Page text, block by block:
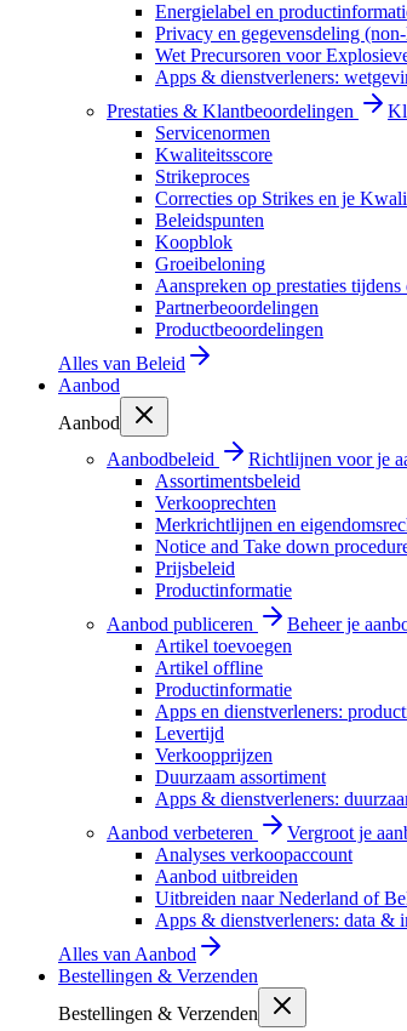
Energielabel en
Privacy en gegevensdeling
Wet Precursoren voor
Apps & dienstverleners:
Prestaties & Klantbeoordelingen
Servicenormen
Kwaliteitsscore
Strikeproces
Correcties op Strikes en je
Beleidspunten
Koopblok
Groeibeloning
Aanspreken op prestaties
Partnerbeoordelingen
Productbeoordelingen
Alles van Beleid
Aanbod
Aanbod
Aanbodbeleid
Richtlijnen voor je
Assortimentsbeleid
Verkooprechten
Merkrichtlijnen en
Notice and Take down
Prijsbeleid
Productinformatie
Aanbod publiceren
Beheer je
Artikel toevoegen
Artikel offline
Productinformatie
Apps en dienstverleners:
Levertijd
Verkoopprijzen
Duurzaam assortiment
Apps & dienstverleners:
Aanbod verbeteren
Vergroot je
Analyses verkoopaccount
Aanbod uitbreiden
Uitbreiden naar Nederland of
Apps & dienstverleners: data &
Alles van Aanbod
Bestellingen & Verzenden
Bestellingen & Verzenden